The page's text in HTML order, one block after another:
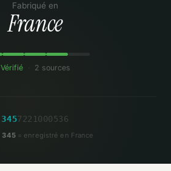
Fabriqué en
France
Vérifié 2 sources
3457 22 1 000 536
345= enregistré en France